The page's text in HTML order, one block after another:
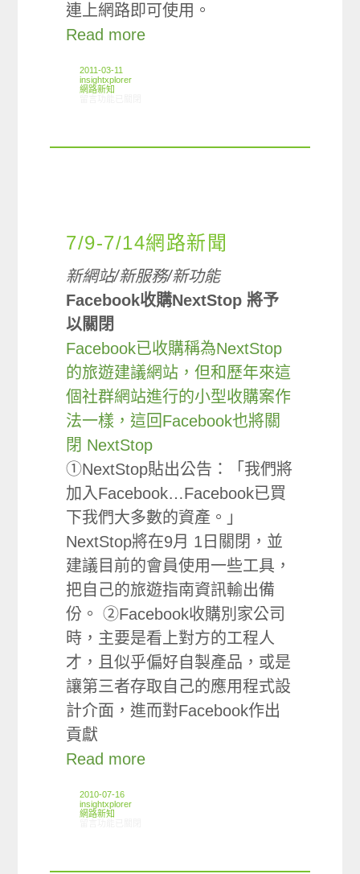
連上網路即可使用。
Read more
2011-03-11
insightxplorer
網路新知
7/9-7/14網路新聞
新網站/新服務/新功能
Facebook收購NextStop 將予
以關閉
Facebook已收購稱為NextStop
的旅遊建議網站，但和歷年來這
個社群網站進行的小型收購案作
法一樣，這回Facebook也將關
閉 NextStop
①NextStop貼出公告：「我們將
加入Facebook…Facebook已買
下我們大多數的資產。」
NextStop將在9月 1日關閉，並
建議目前的會員使用一些工具，
把自己的旅遊指南資訊輸出備
份。 ②Facebook收購別家公司
時，主要是看上對方的工程人
才，且似乎偏好自製產品，或是
讓第三者存取自己的應用程式設
計介面，進而對Facebook作出
貢獻
Read more
2010-07-16
insightxplorer
網路新知